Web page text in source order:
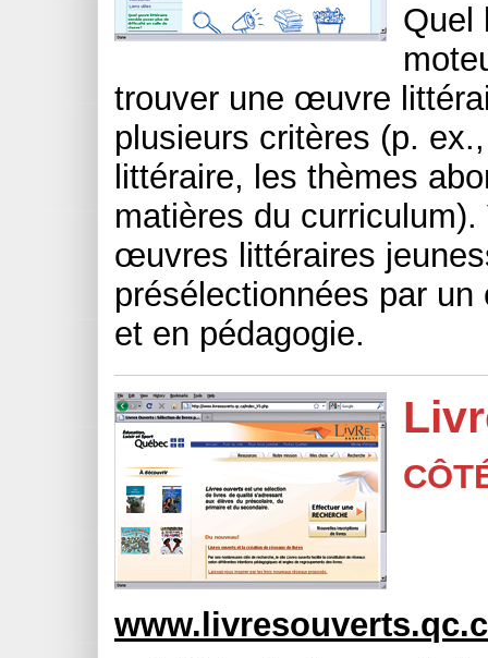
Quel
trouver une œuvre
plusieurs critères (p.
littéraire, les thèmes
matières du
œuvres littéraires
présélectionnées par un
et en pédagogie.